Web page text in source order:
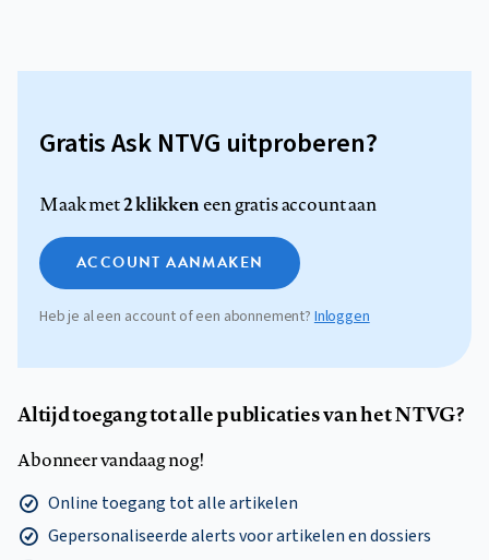
Gratis Ask NTVG uitproberen?
Maak met2 klikkeneen gratis account aan
ACCOUNT AANMAKEN
Heb je al een account of een abonnement?Inloggen
Altijd toegang tot alle publicaties van het NTVG?
Abonneer vandaag nog!
Online toegang tot alle artikelen
Gepersonaliseerde alerts voor artikelen en dossiers